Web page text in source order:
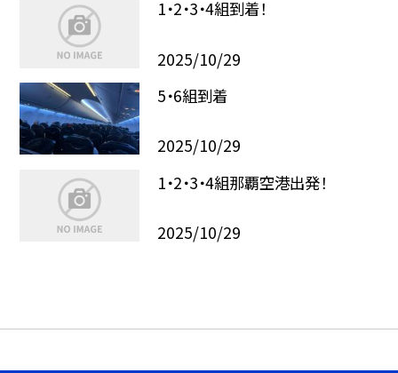
1・2・3・4組到着！
2025/10/29
5・6組到着
2025/10/29
1・2・3・4組那覇空港出発！
2025/10/29